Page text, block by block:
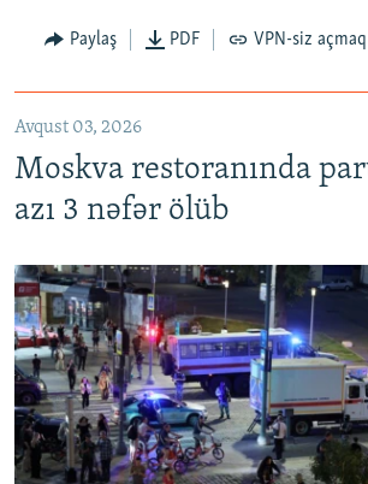
Paylaş PDF VPN-siz açmaq
Avqust 03, 2026
Moskva restoranında
azı 3 nəfər ölüb